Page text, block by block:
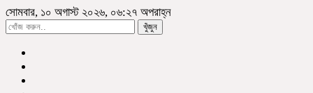
সোমবার, ১০ অগাস্ট ২০২৬, ০৬:২৭ অপরাহ্ন
খুঁজুন